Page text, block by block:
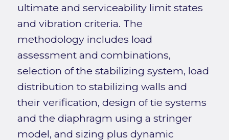
ultimate and serviceability limit states
and vibration criteria. The
methodology includes load
assessment and combinations,
selection of the stabilizing system, load
distribution to stabilizing walls and
their verification, design of tie systems
and the diaphragm using a stringer
model, and sizing plus dynamic